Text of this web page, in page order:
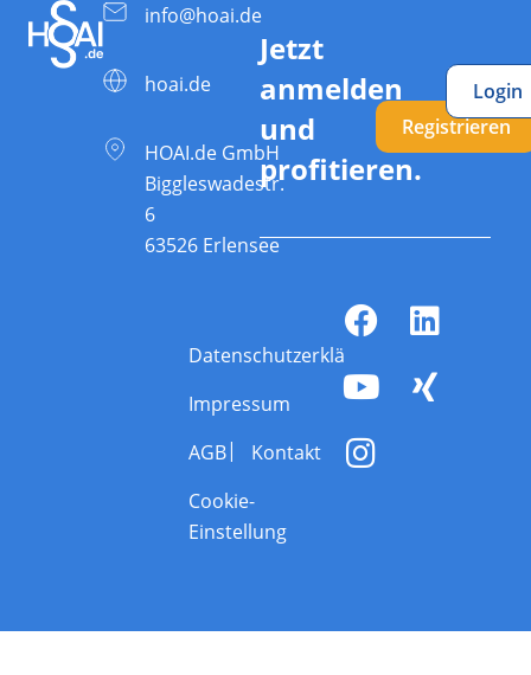
info@hoai.de
hoai.de
HOAI.de GmbH
Biggleswadestr.
6
63526 Erlensee
Jetzt
anmelden
und
profitieren.
Registrieren
Login
Datenschutzerklärung
Impressum
AGB
Kontakt
Cookie-
Einstellung